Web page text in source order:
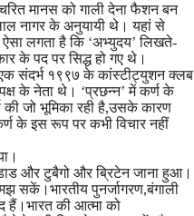
मानस को गाली देना फैशन बन
नागर के अनुयायी थे। यहां से
लगता है कि ‘अभ्युदय’ लिखते-
के पद पर सिद्ध हो गए थे।
एक संदर्भ १९९७ के कांस्टीट्युशन क्लब
के नेता थे। ‘प्रछन्न’ में कर्ण के
की जो भूमिका रही है,उसके कारण
के इस रूप पर कभी विचार नहीं
और टुबैगो और ब्रिटेन जाना हुआ।
सकें।भारतीय पुनर्जागरण,बंगाली
हैं।भारत की आत्मा को